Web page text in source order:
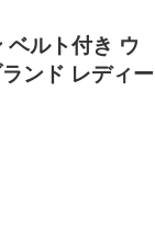
ベルト付き ウ
ンド レディー